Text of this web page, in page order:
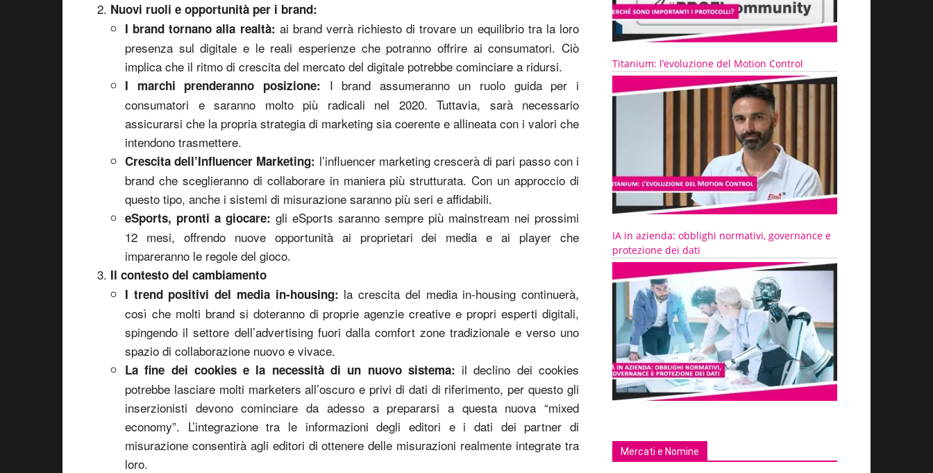
Nuovi ruoli e opportunità per i brand:
I brand tornano alla realtà: ai brand verrà richiesto di trovare un equilibrio tra la loro
presenza sul digitale e le reali esperienze che potranno offrire ai consumatori. Ciò
implica che il ritmo di crescita del mercato del digitale potrebbe cominciare a ridursi.
I marchi prenderanno posizione: I brand assumeranno un ruolo guida per i
consumatori e saranno molto più radicali nel 2020. Tuttavia, sarà necessario
assicurarsi che la propria strategia di marketing sia coerente e allineata con i valori che
intendono trasmettere.
Crescita dell’Influencer Marketing: l’influencer marketing crescerà di pari passo con i
brand che sceglieranno di collaborare in maniera più strutturata. Con un approccio di
questo tipo, anche i sistemi di misurazione saranno più seri e affidabili.
eSports, pronti a giocare: gli eSports saranno sempre più mainstream nei prossimi
12 mesi, offrendo nuove opportunità ai proprietari dei media e ai player che
impareranno le regole del gioco.
Il contesto del cambiamento
I trend positivi del media in-housing: la crescita del media in-housing continuerà,
così che molti brand si doteranno di proprie agenzie creative e propri esperti digitali,
spingendo il settore dell’advertising fuori dalla comfort zone tradizionale e verso uno
spazio di collaborazione nuovo e vivace.
La fine dei cookies e la necessità di un nuovo sistema: il declino dei cookies
potrebbe lasciare molti marketers all’oscuro e privi di dati di riferimento, per questo gli
inserzionisti devono cominciare da adesso a prepararsi a questa nuova “mixed
economy”. L’integrazione tra le informazioni degli editori e i dati dei partner di
misurazione consentirà agli editori di ottenere delle misurazioni realmente integrate tra
loro.
Titanium: l’evoluzione del Motion Control
IA in azienda: obblighi normativi, governance e
protezione dei dati
Mercati e Nomine